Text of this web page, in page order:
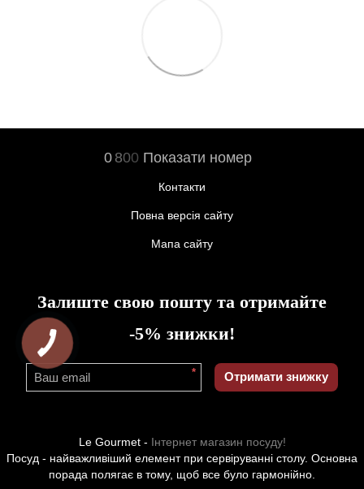
0 800 Показати номер
Контакти
Повна версія сайту
Мапа сайту
Залиште свою пошту та отримайте
-5% знижки!
* Отримати знижку
Le Gourmet - Інтернет магазин посуду!
Посуд - найважливіший елемент при сервіруванні столу. Основна
порада полягає в тому, щоб все було гармонійно.